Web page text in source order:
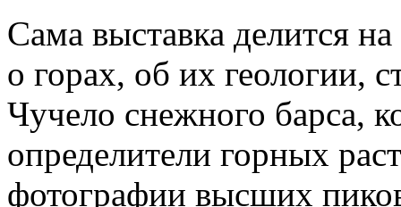
Сама выставка делится
о горах, об их геологии,
Чучело снежного барса,
определители горных
фотографии высших